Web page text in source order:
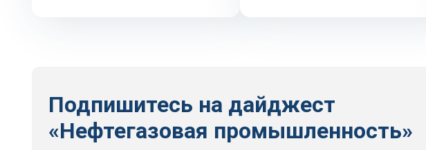
Подпишитесь на дайджест
«Нефтегазовая промышленность»